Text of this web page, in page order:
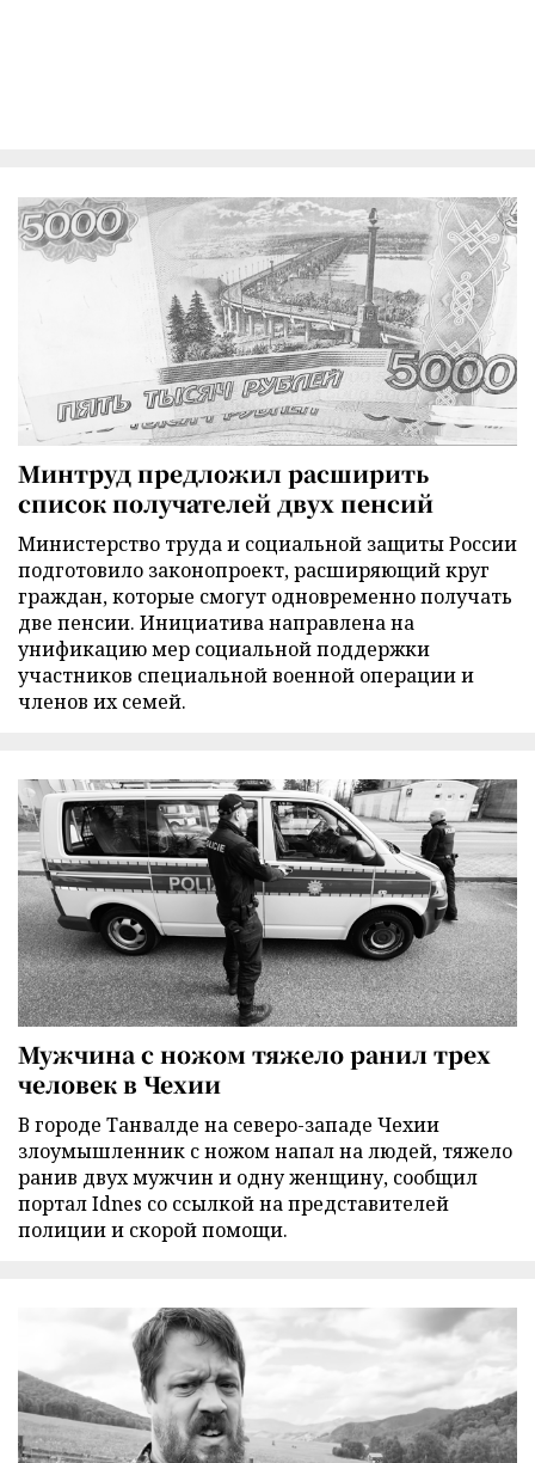
Минтруд предложил расширить
список получателей двух пенсий
Министерство труда и социальной защиты России
подготовило законопроект, расширяющий круг
граждан, которые смогут одновременно получать
две пенсии. Инициатива направлена на
унификацию мер социальной поддержки
участников специальной военной операции и
членов их семей.
Мужчина с ножом тяжело ранил трех
человек в Чехии
В городе Танвалде на северо-западе Чехии
злоумышленник с ножом напал на людей, тяжело
ранив двух мужчин и одну женщину, сообщил
портал Idnes со ссылкой на представителей
полиции и скорой помощи.